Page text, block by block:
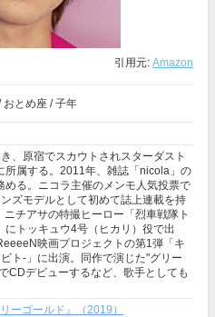
引用元: Amazon
おとめ座 / 子年
、原宿でスカウトされスターダスト
所属する。2011年、雑誌「nicola」の
める。ニコラ主催のメンモ人気投票で
ズモデルとして初めて誌上連載を持
チアサの特撮ヒーロー「烈車戦隊ト
にトッキュウ4号（ヒカリ）役で出
映画プロジェクトの第1弾「キ
ト-」に出演。同作で演じた"グリー
CDデビューするなど、歌手としても
ーゴールド』（2019）